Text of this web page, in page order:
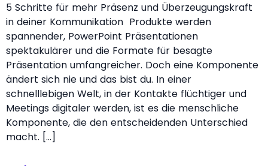
5 Schritte für mehr Präsenz und Überzeugungskraft
in deiner Kommunikation Produkte werden
spannender, PowerPoint Präsentationen
spektakulärer und die Formate für besagte
Präsentation umfangreicher. Doch eine Komponente
ändert sich nie und das bist du. In einer
schnelllebigen Welt, in der Kontakte flüchtiger und
Meetings digitaler werden, ist es die menschliche
Komponente, die den entscheidenden Unterschied
macht. […]